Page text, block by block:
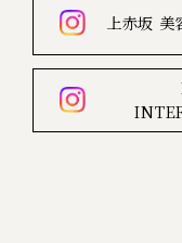
上赤坂 美